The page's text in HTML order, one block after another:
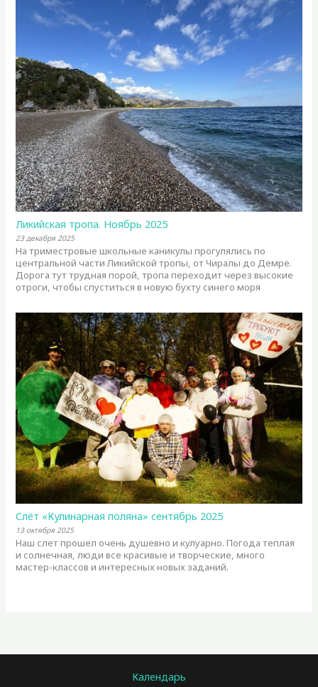
Ликийская тропа. Ноябрь 2025
23 декабря 2025
На триместровые школьные каникулы прогулялись по
центральной части Ликийской тропы, от Чиралы до Демре.
Дорога тут трудная порой, тропа переходит через высокие
отроги, чтобы спуститься в новую бухту синего моря
Слёт «Кулинарная поляна» сентябрь 2025
13 октября 2025
Наш слет прошел очень душевно и кулуарно. Погода теплая
и солнечная, люди все красивые и творческие, много
мастер-классов и интересных новых заданий.
Календарь